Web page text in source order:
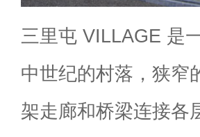
三里屯 VILLAGE 是
中世纪的村落，狭窄
架走廊和桥梁连接各